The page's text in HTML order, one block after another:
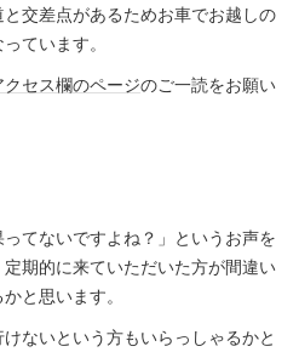
交差点があるためお車でお越しの
ています。
クセス欄のページのご一読をお願い
ってないですよね？」というお声を
期的に来ていただいた方が間違い
と思います。
ないという方もいらっしゃるかと